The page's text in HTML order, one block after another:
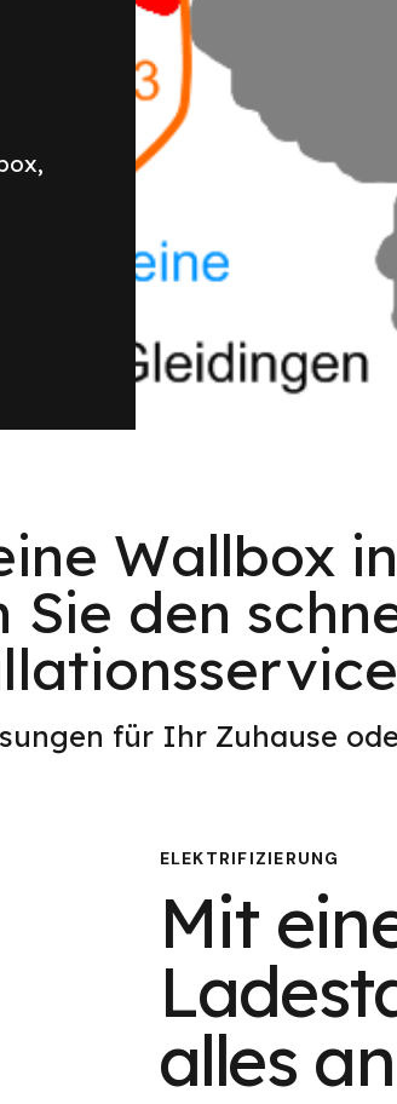
Wallbox
Sie den
für Ihr Zuhause
ELEKTRIFIZIERUNG
Mit
alles